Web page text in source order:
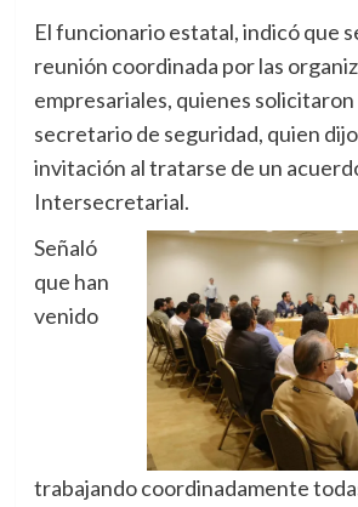
El funcionario estatal, indicó que
reunión coordinada por las
empresariales, quienes
secretario de seguridad, quien
invitación al tratarse de un
Intersecretarial.
Señaló
que han
venido
trabajando coordinadamente